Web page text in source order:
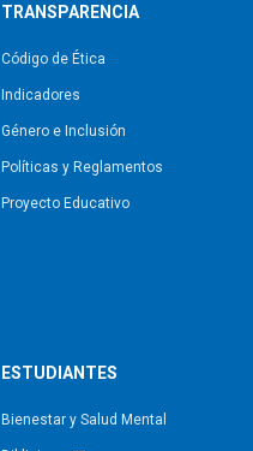
TRANSPARENCIA
Código de Ética
Indicadores
Género e Inclusión
Políticas y Reglamentos​
Proyecto Educativo
ESTUDIANTES
Bienestar y Salud Mental